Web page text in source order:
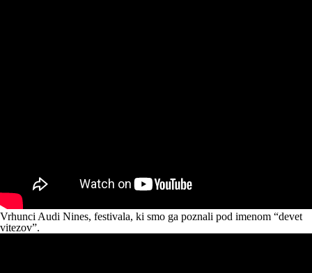
Vrhunci Audi Nines, festivala, ki smo ga poznali pod imenom “devet
vitezov”.